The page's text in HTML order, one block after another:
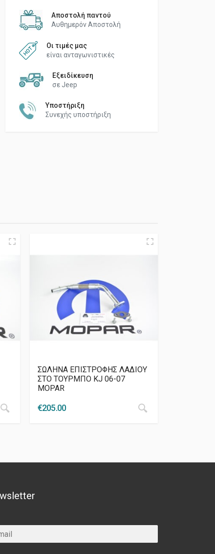
Αποστολή παντού
Αυθημερόν Αποστολή
Οι τιμές μας
είναι ανταγωνιστικές
Εξειδίκευση
σε Jeep
Υποστήριξη
Συνεχής υποστήριξη
ΣΩΛΗΝΑ ΕΠΙΣΤΡΟΦΗΣ ΛΑΔΙΟΥ
ΣΤΟ ΤΟΥΡΜΠΟ KJ 06-07
MOPAR
€205.00